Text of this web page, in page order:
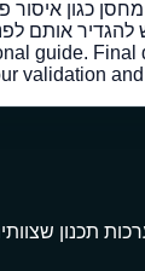
כגון איסור
להגדיר אותם
guide. Final
validation
תכנון